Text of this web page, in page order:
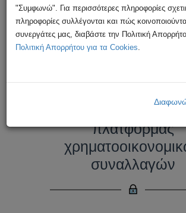
HOME
Ανακοινώσεις
Απάτη μέσω τηλεφωνικών
μέρους δήθεν πλατφόρμας ...
Απάτη μέσω
κλήσεων εκ μέρους
πλατφόρμας
συναλλαγών
"Συμφωνώ". Για περισσότερες πληροφορίες
πληροφορίες συλλέγονται και πώς
συνεργάτες μας, διαβάστε την Πολιτική
Πολιτική Απορρήτου για τα Cookies.